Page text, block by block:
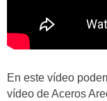
En este vídeo
vídeo de Aceros